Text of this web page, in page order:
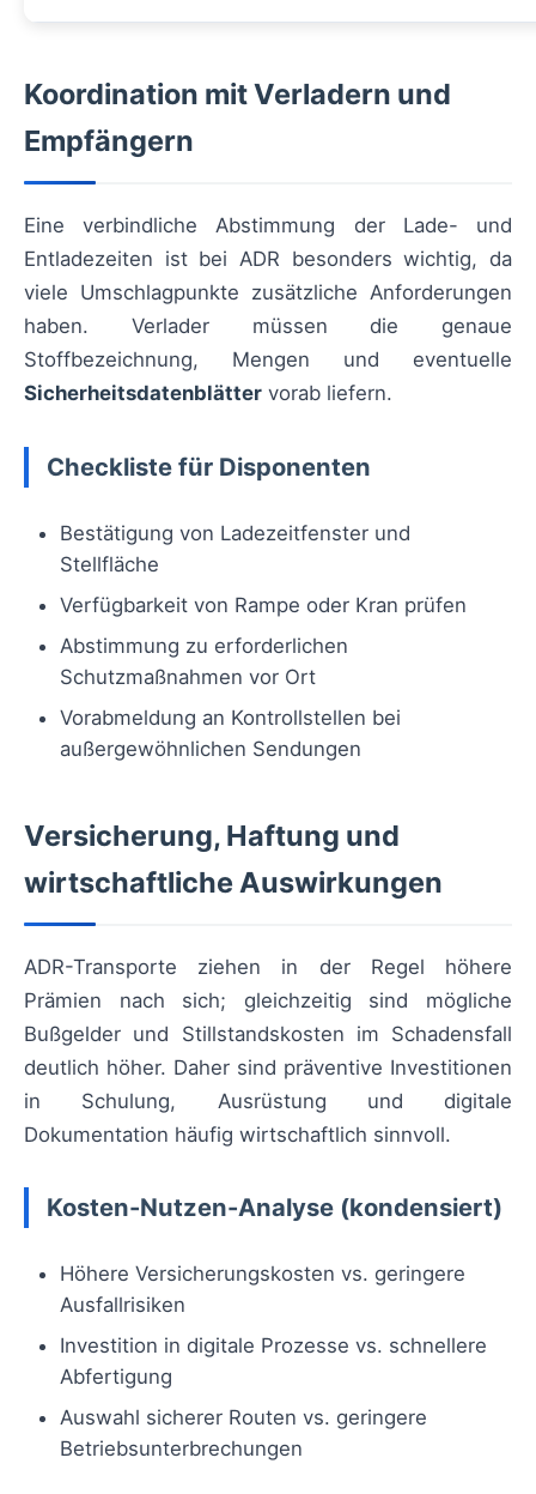
Koordination mit Verladern und
Empfängern
Eine verbindliche Abstimmung der Lade- und
Entladezeiten ist bei ADR besonders wichtig, da
viele Umschlagpunkte zusätzliche Anforderungen
haben. Verlader müssen die genaue
Stoffbezeichnung, Mengen und eventuelle
Sicherheitsdatenblätter vorab liefern.
Checkliste für Disponenten
Bestätigung von Ladezeitfenster und
Stellfläche
Verfügbarkeit von Rampe oder Kran prüfen
Abstimmung zu erforderlichen
Schutzmaßnahmen vor Ort
Vorabmeldung an Kontrollstellen bei
außergewöhnlichen Sendungen
Versicherung, Haftung und
wirtschaftliche Auswirkungen
ADR-Transporte ziehen in der Regel höhere
Prämien nach sich; gleichzeitig sind mögliche
Bußgelder und Stillstandskosten im Schadensfall
deutlich höher. Daher sind präventive Investitionen
in Schulung, Ausrüstung und digitale
Dokumentation häufig wirtschaftlich sinnvoll.
Kosten-Nutzen-Analyse (kondensiert)
Höhere Versicherungskosten vs. geringere
Ausfallrisiken
Investition in digitale Prozesse vs. schnellere
Abfertigung
Auswahl sicherer Routen vs. geringere
Betriebsunterbrechungen